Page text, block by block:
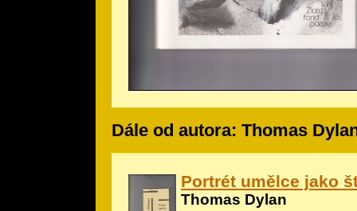
Dále od autora: Thomas
Portrét umělce jako
Thomas Dylan